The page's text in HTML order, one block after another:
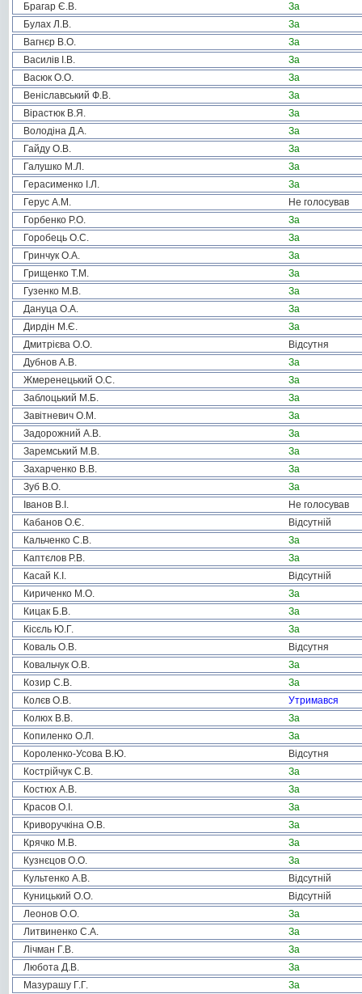
Брагар Є.В.
За
Булах Л.В.
За
Вагнєр В.О.
За
Василів І.В.
За
Васюк О.О.
За
Веніславський Ф.В.
За
Вірастюк В.Я.
За
Володіна Д.А.
За
Гайду О.В.
За
Галушко М.Л.
За
Герасименко І.Л.
За
Герус А.М.
Не голосував
Горбенко Р.О.
За
Горобець О.С.
За
Гринчук О.А.
За
Грищенко Т.М.
За
Гузенко М.В.
За
Дануца О.А.
За
Дирдін М.Є.
За
Дмитрієва О.О.
Відсутня
Дубнов А.В.
За
Жмеренецький О.С.
За
Заблоцький М.Б.
За
Завітневич О.М.
За
Задорожний А.В.
За
Заремський М.В.
За
Захарченко В.В.
За
Зуб В.О.
За
Іванов В.І.
Не голосував
Кабанов О.Є.
Відсутній
Кальченко С.В.
За
Каптєлов Р.В.
За
Касай К.І.
Відсутній
Кириченко М.О.
За
Кицак Б.В.
За
Кісєль Ю.Г.
За
Коваль О.В.
Відсутня
Ковальчук О.В.
За
Козир С.В.
За
Колєв О.В.
Утримався
Колюх В.В.
За
Копиленко О.Л.
За
Короленко-Усова В.Ю.
Відсутня
Кострійчук С.В.
За
Костюх А.В.
За
Красов О.І.
За
Криворучкіна О.В.
За
Крячко М.В.
За
Кузнєцов О.О.
За
Культенко А.В.
Відсутній
Куницький О.О.
Відсутній
Леонов О.О.
За
Литвиненко С.А.
За
Лічман Г.В.
За
Любота Д.В.
За
Мазурашу Г.Г.
За